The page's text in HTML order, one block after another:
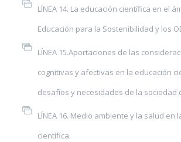
LÍNEA 14. La educación científica en el
Educación para la Sostenibilidad y los
LÍNEA 15.Aportaciones de las
cognitivas y afectivas en la educación
desafíos y necesidades de la sociedad
LÍNEA 16. Medio ambiente y la salud en
científica.